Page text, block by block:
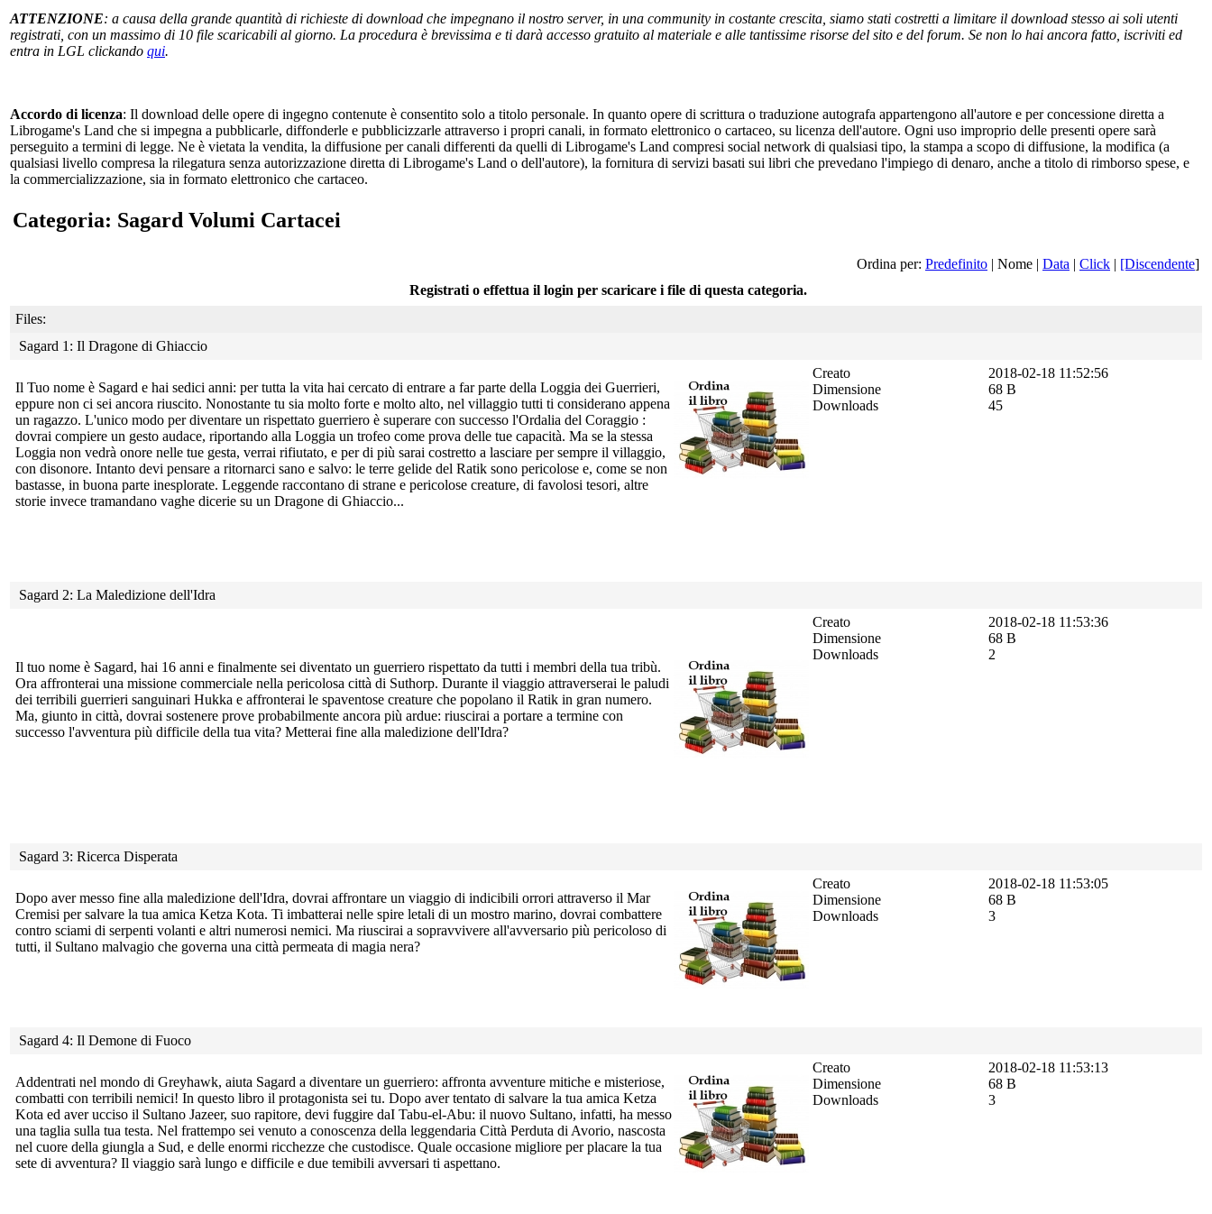
ATTENZIONE: a causa della grande quantità di richieste di download che impegnano il nostro server, in una community in costante crescita, siamo stati costretti a limitare il download stesso ai soli utenti
registrati, con un massimo di 10 file scaricabili al giorno. La procedura è brevissima e ti darà accesso gratuito al materiale e alle tantissime risorse del sito e del forum. Se non lo hai ancora fatto, iscriviti ed
entra in LGL clickando qui.
Accordo di licenza: Il download delle opere di ingegno contenute è consentito solo a titolo personale. In quanto opere di scrittura o traduzione autografa appartengono all'autore e per concessione diretta a
Librogame's Land che si impegna a pubblicarle, diffonderle e pubblicizzarle attraverso i propri canali, in formato elettronico o cartaceo, su licenza dell'autore. Ogni uso improprio delle presenti opere sarà
perseguito a termini di legge. Ne è vietata la vendita, la diffusione per canali differenti da quelli di Librogame's Land compresi social network di qualsiasi tipo, la stampa a scopo di diffusione, la modifica (a
qualsiasi livello compresa la rilegatura senza autorizzazione diretta di Librogame's Land o dell'autore), la fornitura di servizi basati sui libri che prevedano l'impiego di denaro, anche a titolo di rimborso spese, e
la commercializzazione, sia in formato elettronico che cartaceo.
Categoria: Sagard Volumi Cartacei
Ordina per: Predefinito | Nome | Data | Click | [Discendente]
Registrati o effettua il login per scaricare i file di questa categoria.
Files:
Sagard 1: Il Dragone di Ghiaccio
Il Tuo nome è Sagard e hai sedici anni: per tutta la vita hai cercato di entrare a far parte della Loggia dei Guerrieri,
eppure non ci sei ancora riuscito. Nonostante tu sia molto forte e molto alto, nel villaggio tutti ti considerano appena
un ragazzo. L'unico modo per diventare un rispettato guerriero è superare con successo l'Ordalia del Coraggio :
dovrai compiere un gesto audace, riportando alla Loggia un trofeo come prova delle tue capacità. Ma se la stessa
Loggia non vedrà onore nelle tue gesta, verrai rifiutato, e per di più sarai costretto a lasciare per sempre il villaggio,
con disonore. Intanto devi pensare a ritornarci sano e salvo: le terre gelide del Ratik sono pericolose e, come se non
bastasse, in buona parte inesplorate. Leggende raccontano di strane e pericolose creature, di favolosi tesori, altre
storie invece tramandano vaghe dicerie su un Dragone di Ghiaccio...
Creato
Dimensione
Downloads
2018-02-18 11:52:56
68 B
45
Sagard 2: La Maledizione dell'Idra
Il tuo nome è Sagard, hai 16 anni e finalmente sei diventato un guerriero rispettato da tutti i membri della tua tribù.
Ora affronterai una missione commerciale nella pericolosa città di Suthorp. Durante il viaggio attraverserai le paludi
dei terribili guerrieri sanguinari Hukka e affronterai le spaventose creature che popolano il Ratik in gran numero.
Ma, giunto in città, dovrai sostenere prove probabilmente ancora più ardue: riuscirai a portare a termine con
successo l'avventura più difficile della tua vita? Metterai fine alla maledizione dell'Idra?
Creato
Dimensione
Downloads
2018-02-18 11:53:36
68 B
2
Sagard 3: Ricerca Disperata
Dopo aver messo fine alla maledizione dell'Idra, dovrai affrontare un viaggio di indicibili orrori attraverso il Mar
Cremisi per salvare la tua amica Ketza Kota. Ti imbatterai nelle spire letali di un mostro marino, dovrai combattere
contro sciami di serpenti volanti e altri numerosi nemici. Ma riuscirai a sopravvivere all'avversario più pericoloso di
tutti, il Sultano malvagio che governa una città permeata di magia nera?
Creato
Dimensione
Downloads
2018-02-18 11:53:05
68 B
3
Sagard 4: Il Demone di Fuoco
Addentrati nel mondo di Greyhawk, aiuta Sagard a diventare un guerriero: affronta avventure mitiche e misteriose,
combatti con terribili nemici! In questo libro il protagonista sei tu. Dopo aver tentato di salvare la tua amica Ketza
Kota ed aver ucciso il Sultano Jazeer, suo rapitore, devi fuggire daI Tabu-el-Abu: il nuovo Sultano, infatti, ha messo
una taglia sulla tua testa. Nel frattempo sei venuto a conoscenza della leggendaria Città Perduta di Avorio, nascosta
nel cuore della giungla a Sud, e delle enormi ricchezze che custodisce. Quale occasione migliore per placare la tua
sete di avventura? Il viaggio sarà lungo e difficile e due temibili avversari ti aspettano.
Creato
Dimensione
Downloads
2018-02-18 11:53:13
68 B
3